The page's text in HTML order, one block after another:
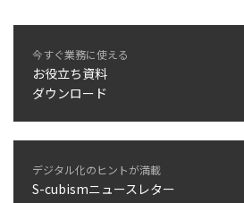
今すぐ業務に使える
お役立ち資料
ダウンロード
デジタル化のヒントが満載
S-cubismニュースレター